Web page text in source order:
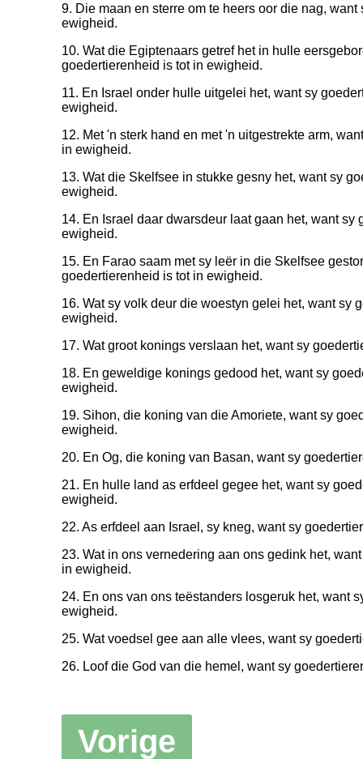
9. Die maan en sterre om te heers oor die nag,
ewigheid.
10. Wat die Egiptenaars getref het in hulle
goedertierenheid is tot in ewigheid.
11. En Israel onder hulle uitgelei het, want sy
ewigheid.
12. Met 'n sterk hand en met 'n uitgestrekte arm,
in ewigheid.
13. Wat die Skelfsee in stukke gesny het, want sy
ewigheid.
14. En Israel daar dwarsdeur laat gaan het, want sy
ewigheid.
15. En Farao saam met sy leër in die Skelfsee
goedertierenheid is tot in ewigheid.
16. Wat sy volk deur die woestyn gelei het, want sy
ewigheid.
17. Wat groot konings verslaan het, want sy
18. En geweldige konings gedood het, want sy
ewigheid.
19. Sihon, die koning van die Amoriete, want sy
ewigheid.
20. En Og, die koning van Basan, want sy
21. En hulle land as erfdeel gegee het, want sy
ewigheid.
22. As erfdeel aan Israel, sy kneg, want sy
23. Wat in ons vernedering aan ons gedink het,
in ewigheid.
24. En ons van ons teëstanders losgeruk het, want
ewigheid.
25. Wat voedsel gee aan alle vlees, want sy
26. Loof die God van die hemel, want sy
Vorige